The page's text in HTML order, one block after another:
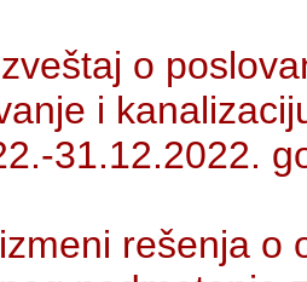
o
i
31.12.2022.
rešenja o